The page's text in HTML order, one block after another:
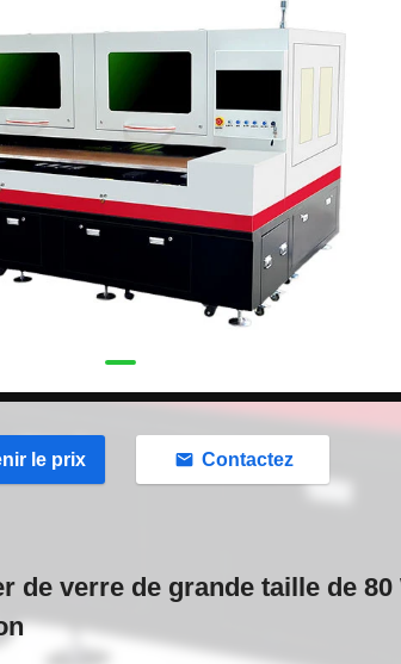
le prix Contactez
de verre de grande taille de 80